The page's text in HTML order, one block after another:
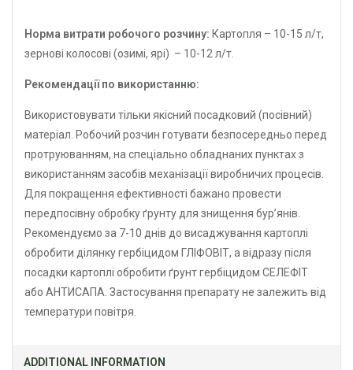
Норма витрати робочого розчину: Картопля – 10-15 л/т,
зернові колосові (озимі, ярі) – 10-12 л/т.
Рекомендації по використанню:
Використовувати тільки якісний посадковий (посівний)
матеріал. Робочий розчин готувати безпосередньо перед
протруюванням, на спеціально обладнаних пунктах з
використанням засобів механізації виробничих процесів.
Для покращення ефективності бажано провести
передпосівну обробку ґрунту для знищення бур’янів.
Рекомендуємо за 7-10 днів до висаджування картоплі
обробити ділянку гербіцидом ГЛІФОВІТ, а відразу після
посадки картоплі обробити ґрунт гербіцидом СЕЛЕФІТ
або АНТИСАПА. Застосування препарату не залежить від
температури повітря.
ADDITIONAL INFORMATION